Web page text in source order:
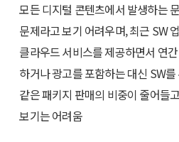
모든 디지털 콘텐츠에서 발생하는
문제라고 보기 어려우며, 최근 SW
클라우드 서비스를 제공하면서 연
하거나 광고를 포함하는 대신 SW
같은 패키지 판매의 비중이 줄어들
보기는 어려움